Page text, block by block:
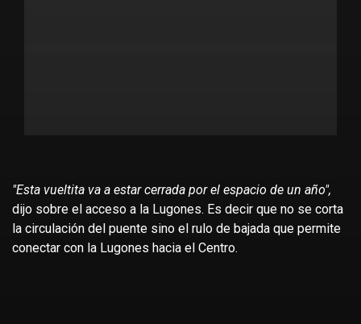
"Esta vueltita va a estar cerrada por el espacio de un año",
dijo sobre el acceso a la Lugones. Es decir que no se corta
la circulación del puente sino el rulo de bajada que permite
conectar con la Lugones hacia el Centro.